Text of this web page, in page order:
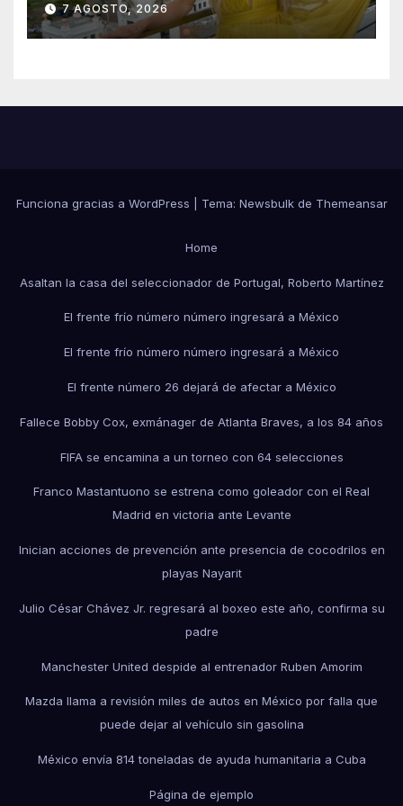
que le harán en Veracruz
7 AGOSTO, 2026
Funciona gracias a WordPress Tema: Newsbulkde Themeansar
Home
Asaltan la casa del seleccionador de Portugal, Roberto Martínez
El frente frío número número ingresará a México
El frente frío número número ingresará a México
El frente número 26 dejará de afectar a México
Fallece Bobby Cox, exmánager de Atlanta Braves, a los 84 años
FIFA se encamina a un torneo con 64 selecciones
Franco Mastantuono se estrena como goleador con el Real
Madrid en victoria ante Levante
Inician acciones de prevención ante presencia de cocodrilos en
playas Nayarit
Julio César Chávez Jr. regresará al boxeo este año, confirma su
padre
Manchester United despide al entrenador Ruben Amorim
Mazda llama a revisión miles de autos en México por falla que
puede dejar al vehículo sin gasolina
México envía 814 toneladas de ayuda humanitaria a Cuba
Página de ejemplo